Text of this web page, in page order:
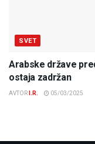
SVET
Arabske države
ostaja zadržan
AVTOR I.R. 05/03/2025